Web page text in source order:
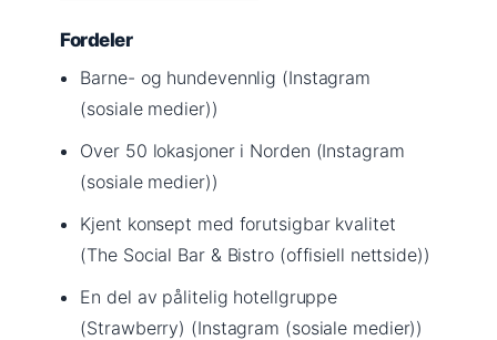
Fordeler
Barne- og hundevennlig (Instagram
(sosiale medier))
Over 50 lokasjoner i Norden (Instagram
(sosiale medier))
Kjent konsept med forutsigbar kvalitet
(The Social Bar & Bistro (offisiell nettside))
En del av pålitelig hotellgruppe
(Strawberry) (Instagram (sosiale medier))